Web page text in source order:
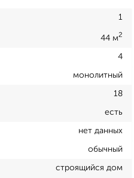
1
44 м2
4
монолитный
18
есть
нет данных
обычный
строящийся дом